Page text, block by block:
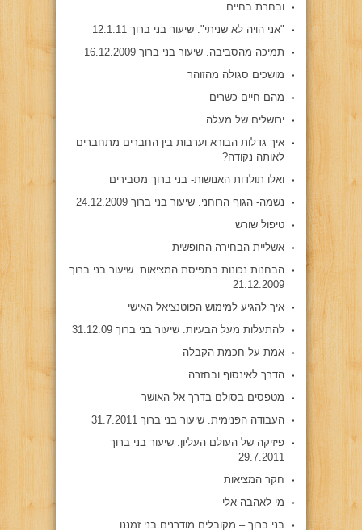
ובחרת בחיים
"אני הויה לא שניתי". שיעור בני ברוך 12.1.11
תמיכה מהסביבה. שיעור בני ברוך 16.12.2009
מושכים סגולה מהזוהר
מהם חיים כשרים
ירושלים של מעלה
איך גדלות הבורא וערבות בין החברים מתחברים
לאותה נקודה?
ואלו תולדות האנושות- בני ברוך מסבירים
נשמה- הגוף הרוחני. שיעור בני ברוך 24.12.2009
טיפול שורש
אשליית הבחירה החופשית
הבחנות נכונות בתפיסת המציאות. שיעור בני ברוך
21.12.2009
איך להגיע למימוש הפוטנציאל האישי
להתעלות מעל הבעיות. שיעור בני ברוך 31.12.09
אמת על חכמת הקבלה
הדרך לאינסוף ובחזרה
מטפסים בסולם בדרך אל האושר
העבודה הפנימית. שיעור בני ברוך 31.7.2011
פיזיקה של העולם העליון. שיעור בני ברוך
29.7.2011
חקר המציאות
מי לאהבה אלי
בני ברוך – מקובלים מודרנים בני זמננו